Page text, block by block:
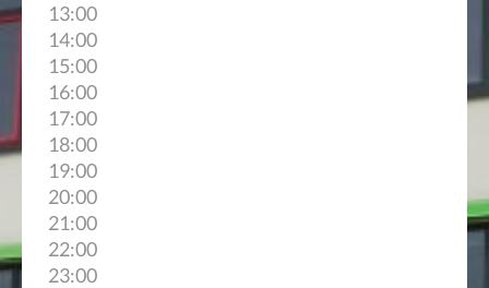
13:00
14:00
15:00
16:00
17:00
18:00
19:00
20:00
21:00
22:00
23:00